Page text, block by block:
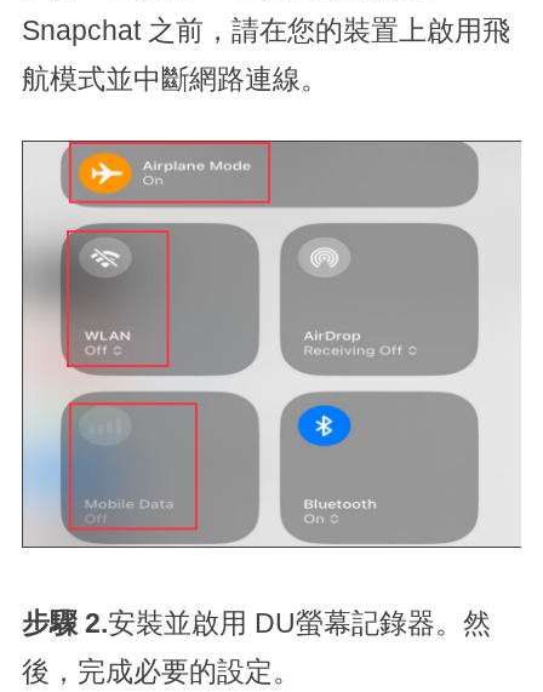
Snapchat 之前，請在您的裝置上啟用飛
航模式並中斷網路連線。
步驟 2.安裝並啟用 DU螢幕記錄器。然
後，完成必要的設定。